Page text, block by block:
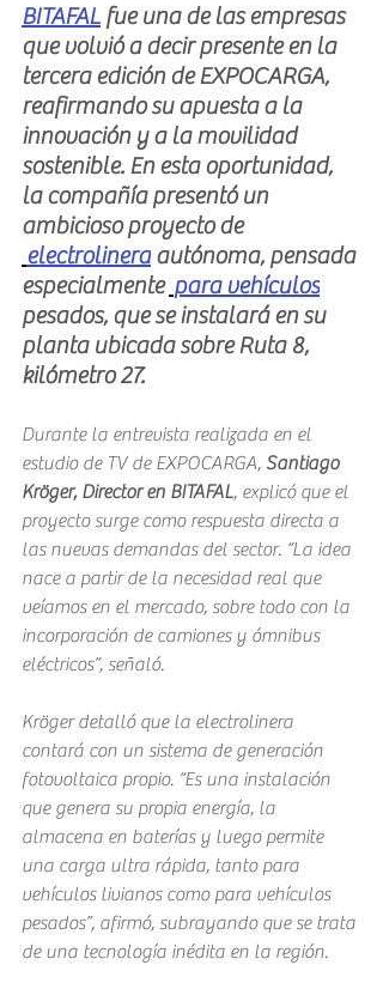
BITAFAL fue una de las empresas
que volvió a decir presente en la
tercera edición de EXPOCARGA,
reafirmando su apuesta a la
innovación y a la movilidad
sostenible. En esta oportunidad,
la compañía presentó un
ambicioso proyecto de
electrolinera autónoma, pensada
especialmente para vehículos
pesados, que se instalará en su
planta ubicada sobre Ruta 8,
kilómetro 27.
Durante la entrevista realizada en el
estudio de TV de EXPOCARGA, Santiago
Kröger, Director en BITAFAL, explicó que el
proyecto surge como respuesta directa a
las nuevas demandas del sector. “La idea
nace a partir de la necesidad real que
veíamos en el mercado, sobre todo con la
incorporación de camiones y ómnibus
eléctricos”, señaló.
Kröger detalló que la electrolinera
contará con un sistema de generación
fotovoltaica propio. “Es una instalación
que genera su propia energía, la
almacena en baterías y luego permite
una carga ultra rápida, tanto para
vehículos livianos como para vehículos
pesados”, afirmó, subrayando que se trata
de una tecnología inédita en la región.